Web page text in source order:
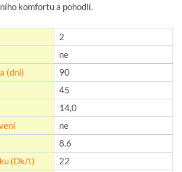
komfortu a pohodlí.
2
ne
(dní)
90
45
14,0
ne
8.6
(Dk/t)
22